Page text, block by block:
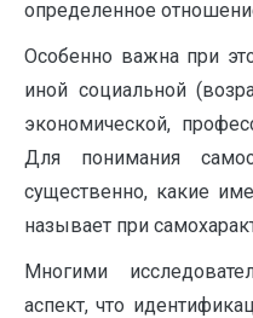
определенное
Особенно важна при
иной социальной
экономической,
Для понимания
существенно, какие
называет при
Многими
аспект, что